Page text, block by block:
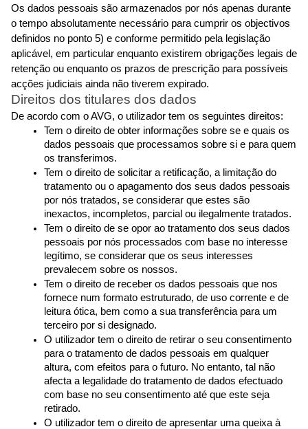
Os dados pessoais são armazenados por nós apenas durante
o tempo absolutamente necessário para cumprir os objectivos
definidos no ponto 5) e conforme permitido pela legislação
aplicável, em particular enquanto existirem obrigações legais de
retenção ou enquanto os prazos de prescrição para possíveis
acções judiciais ainda não tiverem expirado.
Direitos dos titulares dos dados
De acordo com o AVG, o utilizador tem os seguintes direitos:
Tem o direito de obter informações sobre se e quais os
dados pessoais que processamos sobre si e para quem
os transferimos.
Tem o direito de solicitar a retificação, a limitação do
tratamento ou o apagamento dos seus dados pessoais
por nós tratados, se considerar que estes são
inexactos, incompletos, parcial ou ilegalmente tratados.
Tem o direito de se opor ao tratamento dos seus dados
pessoais por nós processados com base no interesse
legítimo, se considerar que os seus interesses
prevalecem sobre os nossos.
Tem o direito de receber os dados pessoais que nos
fornece num formato estruturado, de uso corrente e de
leitura ótica, bem como a sua transferência para um
terceiro por si designado.
O utilizador tem o direito de retirar o seu consentimento
para o tratamento de dados pessoais em qualquer
altura, com efeitos para o futuro. No entanto, tal não
afecta a legalidade do tratamento de dados efectuado
com base no seu consentimento até que este seja
retirado.
O utilizador tem o direito de apresentar uma queixa à